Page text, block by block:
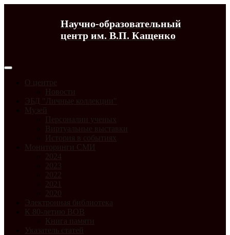
Научно-образовательный
центр им. В.П. Кащенко
О центре
Новости
ЭБД "Личные коллекции"
Музей
Персоналии ученых
Виртуальные выставки
История в событиях
Мониторинги СМИ
2024
2023
2022
2021
2020
Электронная библиотека
К 80-летию ВОВ
Книга памяти
Указатель статей